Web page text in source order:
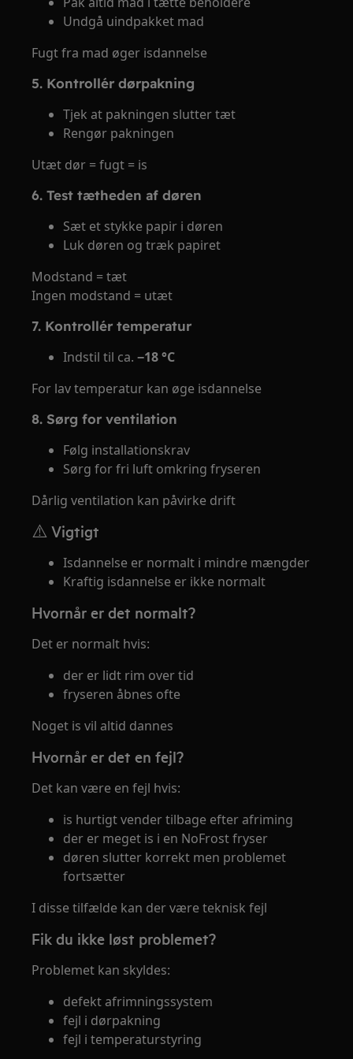
Undgå uindpakket mad
Fugt fra mad øger isdannelse
5. Kontrollér dørpakning
Tjek at pakningen slutter tæt
Rengør pakningen
Utæt dør = fugt = is
6. Test tætheden af døren
Sæt et stykke papir i døren
Luk døren og træk papiret
Modstand = tæt
Ingen modstand = utæt
7. Kontrollér temperatur
Indstil til ca.−18 °C
For lav temperatur kan øge isdannelse
8. Sørg for ventilation
Følg installationskrav
Sørg for fri luft omkring fryseren
Dårlig ventilation kan påvirke drift
⚠️ Vigtigt
Isdannelse er normalt i mindre mængder
Kraftig isdannelse er ikke normalt
Hvornår er det normalt?
Det er normalt hvis:
der er lidt rim over tid
fryseren åbnes ofte
Noget is vil altid dannes
Hvornår er det en fejl?
Det kan være en fejl hvis:
is hurtigt vender tilbage efter afriming
der er meget is i en NoFrost fryser
døren slutter korrekt men problemet
fortsætter
I disse tilfælde kan der være teknisk fejl
Fik du ikke løst problemet?
Problemet kan skyldes:
defekt afrimningssystem
fejl i dørpakning
fejl i temperaturstyring